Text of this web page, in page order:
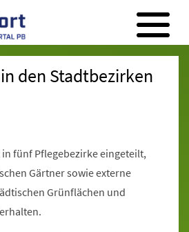
Paderborn
den Stadtbezirken
in fünf Pflegebezirke eingeteilt,
Gärtner sowie externe
Grünflächen und